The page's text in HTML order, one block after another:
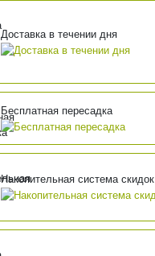
Доставка в течении дня
Бесплатная пересадка
Накопительная система скидок